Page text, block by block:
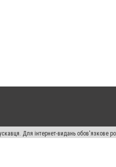
Для інтернет-видань обов'язкове